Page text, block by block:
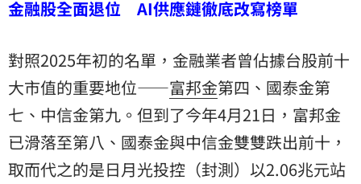
金融股全面退位 AI供應鏈徹底改寫榜單
對照2025年初的名單，金融業者曾佔據台股前十
大市值的重要地位——富邦金第四、國泰金第
七、中信金第九。但到了今年4月21日，富邦金
已滑落至第八、國泰金與中信金雙雙跌出前十，
取而代之的是日月光投控（封測）以2.06兆元站